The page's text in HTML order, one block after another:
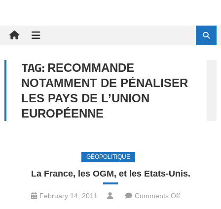
TAG: RECOMMANDE
NOTAMMENT DE PÉNALISER
LES PAYS DE L’UNION
EUROPÉENNE
GÉOPOLITIQUE
La France, les OGM, et les Etats-Unis.
February 14, 2011 Comments Offon